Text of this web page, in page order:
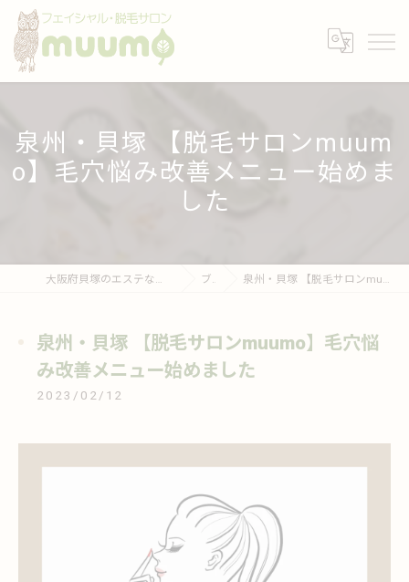
泉州・貝塚 【脱毛サロンmuum
o】毛穴悩み改善メニュー始めま
した
大阪府貝塚のエステならフェイシャル・脱毛サロンmuumo ブログ 泉州・貝塚 【脱毛サロンmuumo】毛穴悩み改善メニュー始めました
泉州・貝塚 【脱毛サロンmuumo】毛穴悩
み改善メニュー始めました
2023/02/12